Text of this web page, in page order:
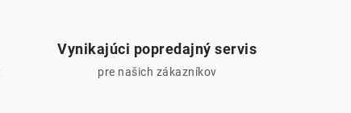
Vynikajúci popredajný servis
pre našich zákazníkov